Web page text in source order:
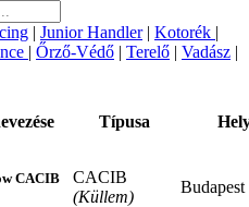
| Junior Handler| Kotorék |
| Őrző-Védő | Terelő | Vadász |
Típusa
CACIB
CACIB
(Küllem)
Budapest